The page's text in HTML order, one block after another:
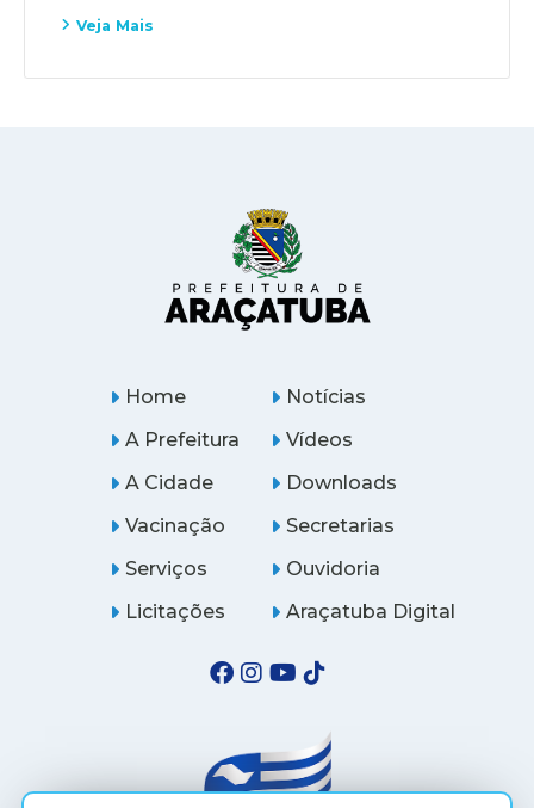
Home
A Prefeitura
A Cidade
Notícias
Vídeos
Downloads
Vacinação
Serviços
Licitações
Secretarias
Ouvidoria
Araçatuba Digital